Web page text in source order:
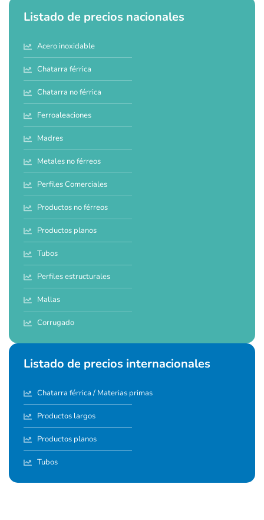
Listado de precios nacionales
Acero inoxidable
Chatarra férrica
Chatarra no férrica
Ferroaleaciones
Madres
Metales no férreos
Perfiles Comerciales
Productos no férreos
Productos planos
Tubos
Perfiles estructurales
Mallas
Corrugado
Listado de precios internacionales
Chatarra férrica / Materias primas
Productos largos
Productos planos
Tubos